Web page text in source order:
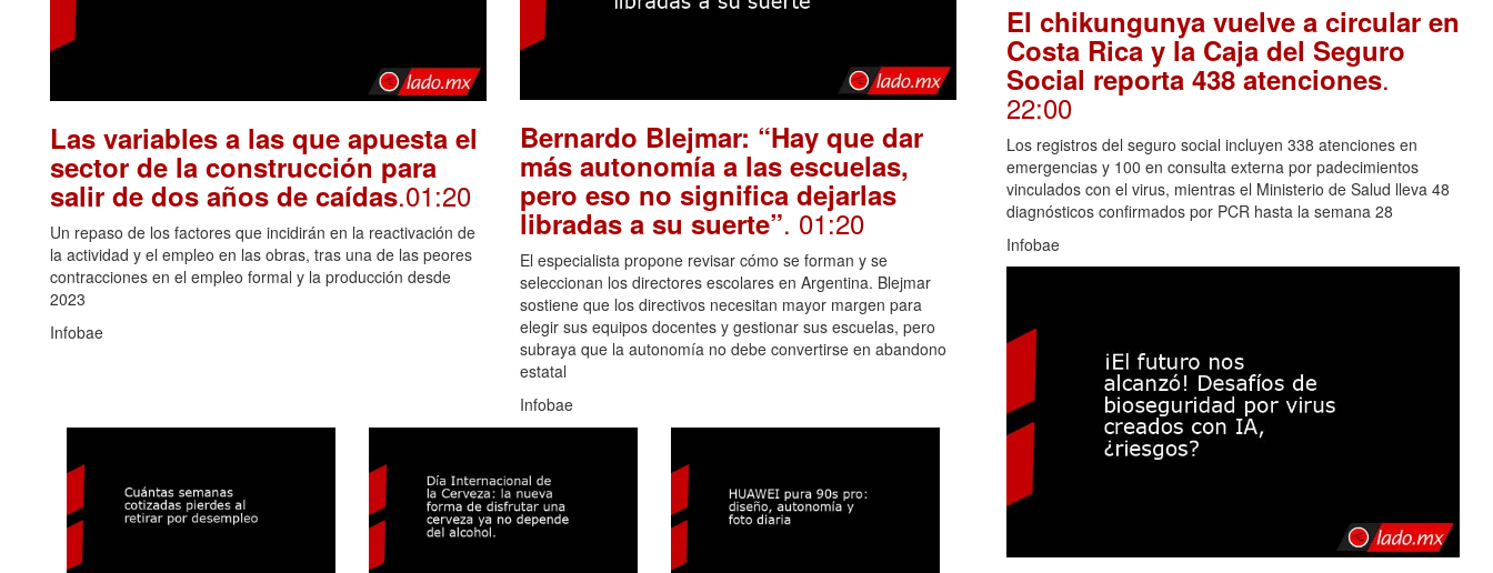
Las variables a las que apuesta el
sector de la construcción para
salir de dos años de caídas.01:20
Un repaso de los factores que incidirán en la reactivación de
la actividad y el empleo en las obras, tras una de las peores
contracciones en el empleo formal y la producción desde
2023
Infobae
Bernardo Blejmar: “Hay que dar
más autonomía a las escuelas,
pero eso no significa dejarlas
libradas a su suerte”. 01:20
El especialista propone revisar cómo se forman y se
seleccionan los directores escolares en Argentina. Blejmar
sostiene que los directivos necesitan mayor margen para
elegir sus equipos docentes y gestionar sus escuelas, pero
subraya que la autonomía no debe convertirse en abandono
estatal
Infobae
El chikungunya vuelve a circular en
Costa Rica y la Caja del Seguro
Social reporta 438 atenciones.
22:00
Los registros del seguro social incluyen 338 atenciones en
emergencias y 100 en consulta externa por padecimientos
vinculados con el virus, mientras el Ministerio de Salud lleva 48
diagnósticos confirmados por PCR hasta la semana 28
Infobae